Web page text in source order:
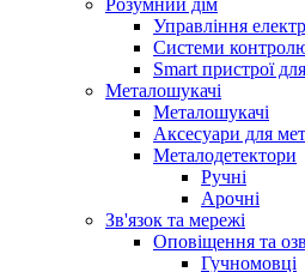
Розумний дім
Управління
Системи
Smart пристрої
Металошукачі
Металошукачі
Аксесуари для
Металодетектори
Ручні
Арочні
Зв'язок та мережі
Оповіщення та
Гучномовці